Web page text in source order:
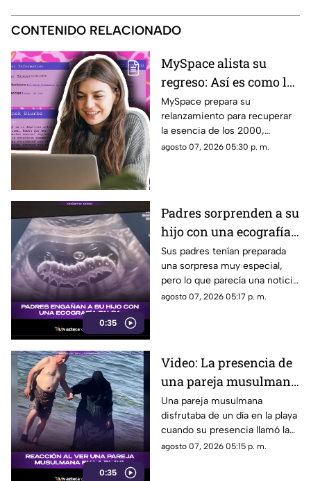
CONTENIDO RELACIONADO
MySpace alista su
regreso: Así es como la
icónica red social
busca volver y revivir
la esencia de los años
2000
MySpace prepara su
relanzamiento para recuperar
la esencia de los 2000,
conectando a músicos y
agosto 07, 2026 05:30 p. m.
0:35
Padres sorprenden a su
hijo con una ecografía
falsa y su reacción se
vuelve inolvidable
Sus padres tenían preparada
una sorpresa muy especial,
pero lo que parecía una noticia
increíble terminó siendo una
agosto 07, 2026 05:17 p. m.
0:35
Video: La presencia de
una pareja musulmana
en la playa provoca
reacciones
Una pareja musulmana
disfrutaba de un día en la playa
cuando su presencia llamó la
atención de los presentes.
agosto 07, 2026 05:15 p. m.